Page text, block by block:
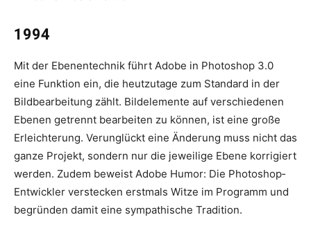
1994
Mit der Ebenentechnik führt Adobe in Photoshop 3.0
eine Funktion ein, die heutzutage zum Standard in der
Bildbearbeitung zählt. Bildelemente auf verschiedenen
Ebenen getrennt bearbeiten zu können, ist eine große
Erleichterung. Verunglückt eine Änderung muss nicht das
ganze Projekt, sondern nur die jeweilige Ebene korrigiert
werden. Zudem beweist Adobe Humor: Die Photoshop­
Entwickler verstecken erstmals Witze im Programm und
begründen damit eine sympathische Tradition.